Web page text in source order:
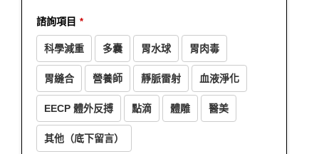
諮詢項目 *
科學減重 多囊 胃水球 胃肉毒
胃縫合 營養師 靜脈雷射 血液淨化
EECP 體外反搏 點滴 體雕 醫美
其他（底下留言）